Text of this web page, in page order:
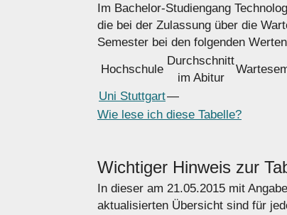
Im Bachelor-Studiengang
die bei der Zulassung über die
Semester bei den folgenden
Hochschule
Durchschnitt
im Abitur
Uni Stuttgart―
Wie lese ich diese Tabelle?
Wichtiger Hinweis zur
In dieser am 21.05.2015 mit
aktualisierten Übersicht sind für